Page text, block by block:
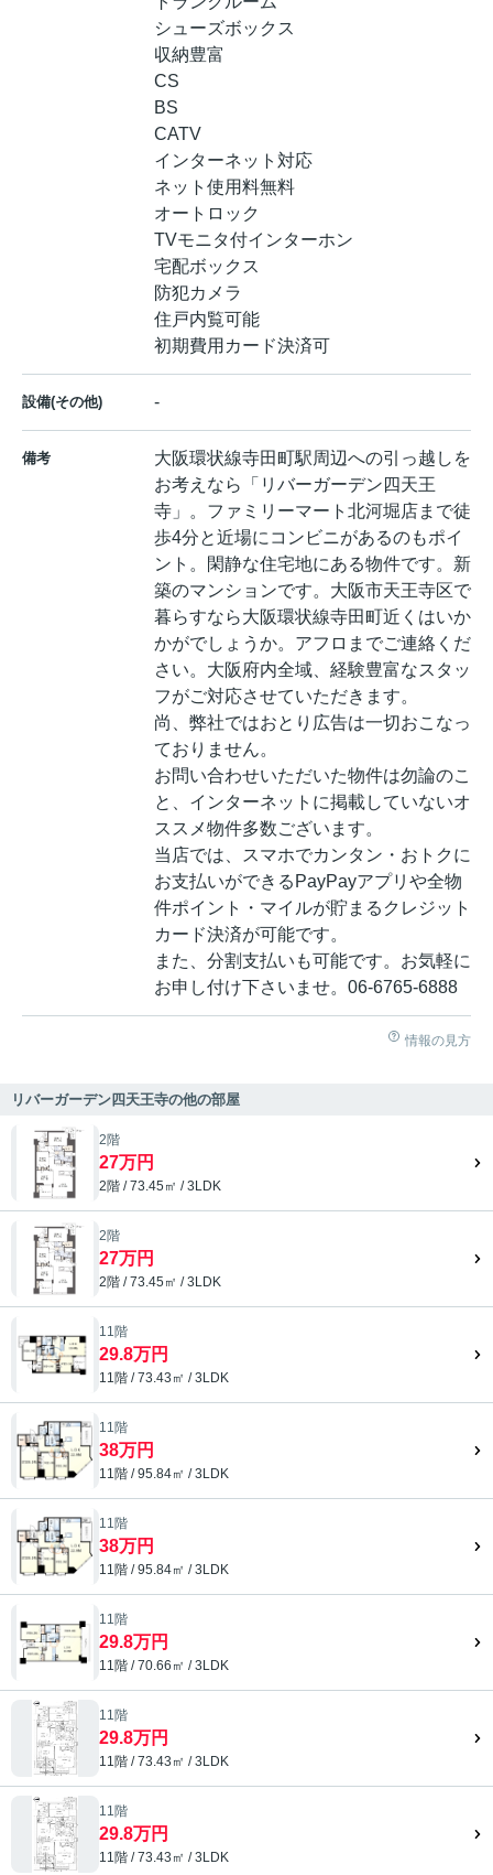
シューズボックス
収納豊富
CS
BS
CATV
インターネット対応
ネット使用料無料
オートロック
TVモニタ付インターホン
宅配ボックス
防犯カメラ
住戸内覧可能
初期費用カード決済可
設備(その他) -
備考
大阪環状線寺田町駅周辺への引っ越しを
お考えなら「リバーガーデン四天王
寺」。ファミリーマート北河堀店まで徒
歩4分と近場にコンビニがあるのもポイ
ント。閑静な住宅地にある物件です。新
築のマンションです。大阪市天王寺区で
暮らすなら大阪環状線寺田町近くはいか
かがでしょうか。アフロまでご連絡くだ
さい。大阪府内全域、経験豊富なスタッ
フがご対応させていただきます。
尚、弊社ではおとり広告は一切おこなっ
ておりません。
お問い合わせいただいた物件は勿論のこ
と、インターネットに掲載していないオ
ススメ物件多数ございます。
当店では、スマホでカンタン・おトクに
お支払いができるPayPayアプリや全物
件ポイント・マイルが貯まるクレジット
カード決済が可能です。
また、分割支払いも可能です。お気軽に
お申し付け下さいませ。06-6765-6888
情報の見方
リバーガーデン四天王寺の他の部屋
2階
27万円
2階 / 73.45㎡ / 3LDK
2階
27万円
2階 / 73.45㎡ / 3LDK
11階
29.8万円
11階 / 73.43㎡ / 3LDK
11階
38万円
11階 / 95.84㎡ / 3LDK
11階
38万円
11階 / 95.84㎡ / 3LDK
11階
29.8万円
11階 / 70.66㎡ / 3LDK
11階
29.8万円
11階 / 73.43㎡ / 3LDK
11階
29.8万円
11階 / 73.43㎡ / 3LDK